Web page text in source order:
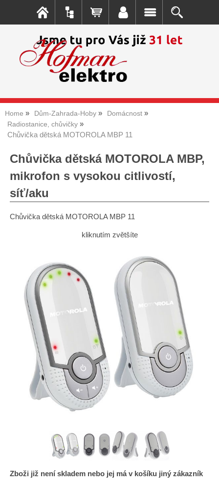
Home Dům-Zahrada-Hoby
Domácnost
Radiostanice, chůvičky
Chůvička dětská MOTOROLA MBP 11
Chůvička dětská MOTOROLA MBP,
mikrofon s vysokou citlivostí,
síť/aku
Chůvička dětská MOTOROLA MBP 11
kliknutím zvětšíte
Zboži již není skladem nebo jej má v košíku jiný zákazník